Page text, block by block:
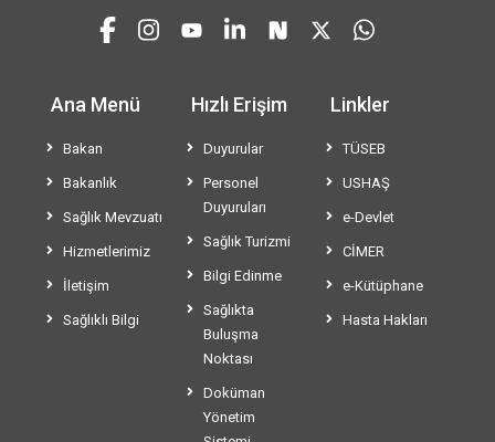
Ana Menü
Bakan
Bakanlık
Sağlık Mevzuatı
Hizmetlerimiz
İletişim
Sağlıklı Bilgi
Hızlı Erişim
Duyurular
Personel
Duyuruları
Sağlık Turizmi
Bilgi Edinme
Sağlıkta
Buluşma
Noktası
Doküman
Yönetim
Linkler
TÜSEB
USHAŞ
e-Devlet
CİMER
e-Kütüphane
Hasta Hakları